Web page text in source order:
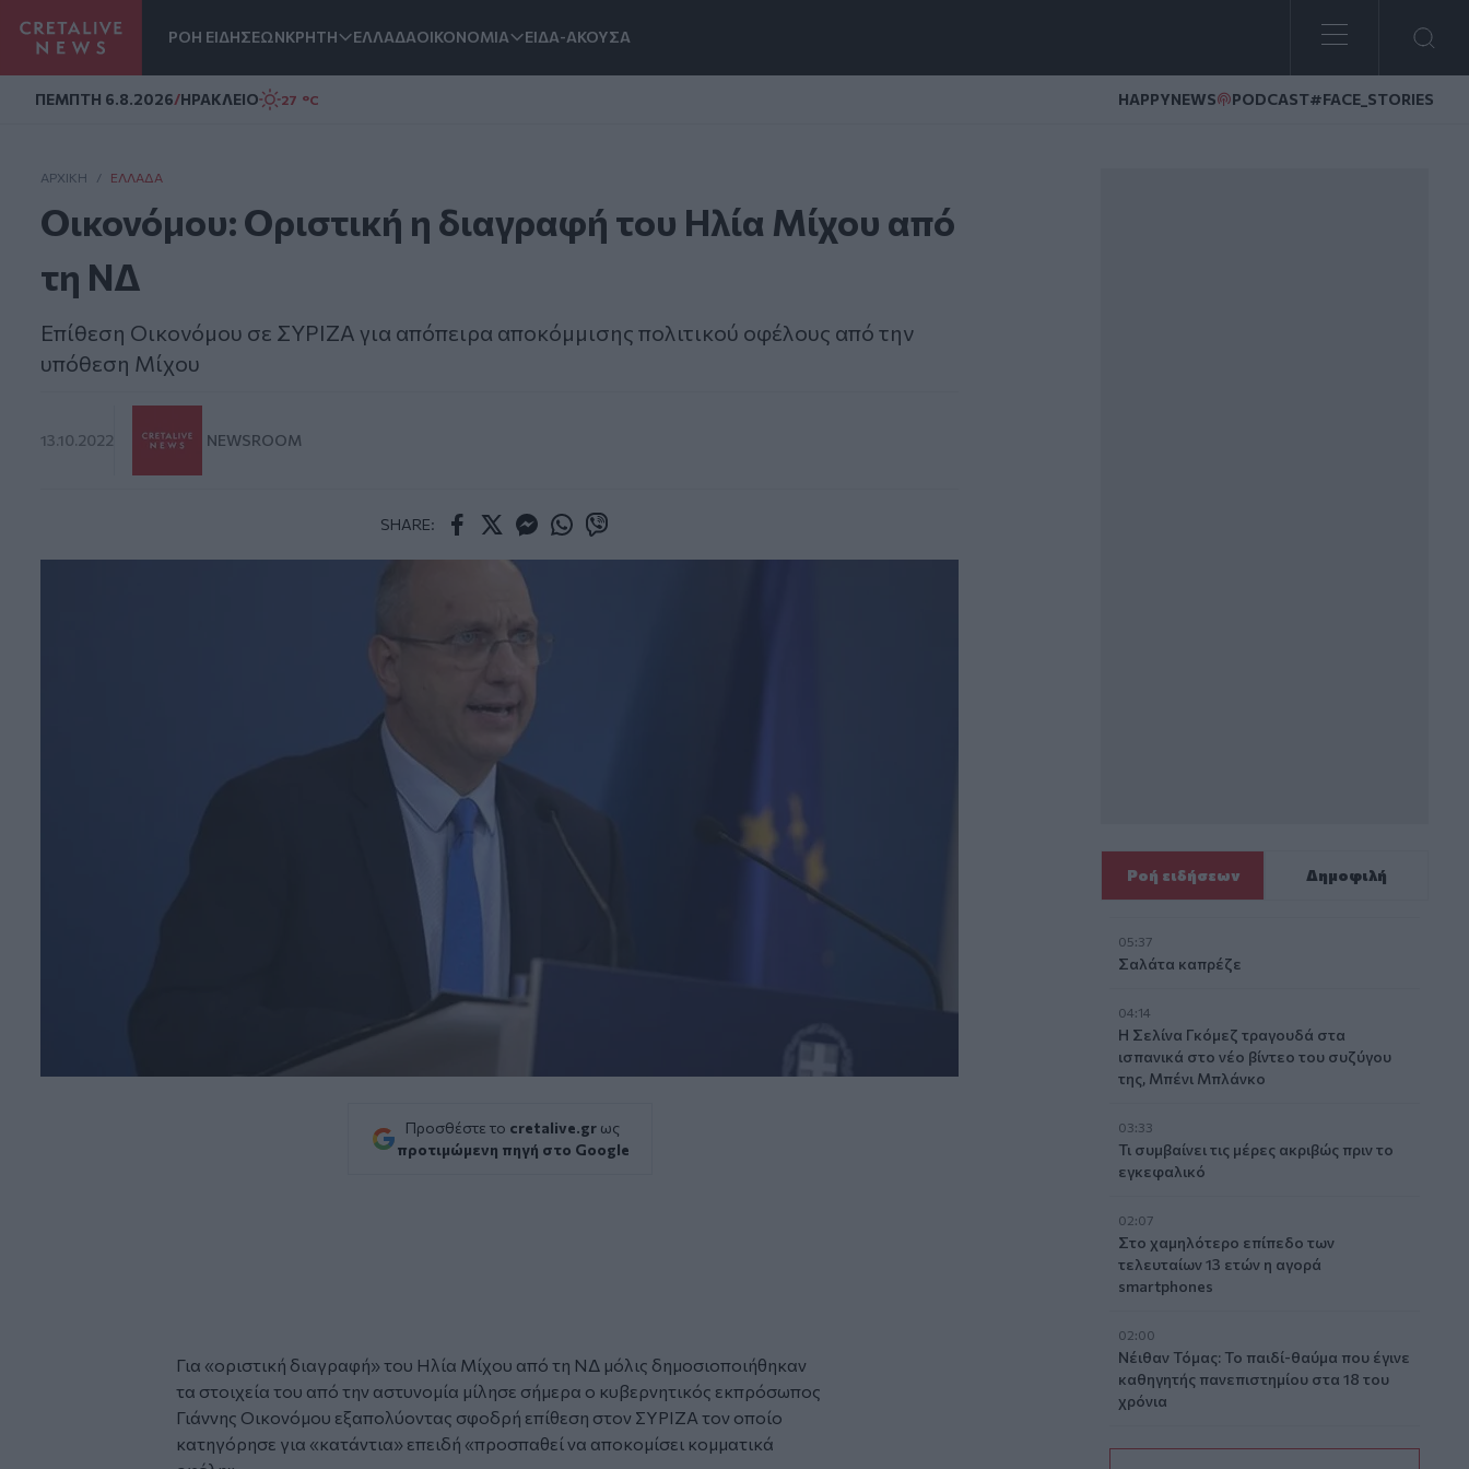
ΡΟΗ ΕΙΔΗΣΕΩΝΚΡΗΤΗ ΕΛΛΑΔΑΟΙΚΟΝΟΜΙΑ ΕΙΔΑ-ΑΚΟΥΣΑ
ΠΕΜΠΤΗ 6.8.2026/ΗΡΑΚΛΕΙΟ 27 °C HAPPYNEWS PODCAST#FACE_STORIES
ΑΡΧΙΚΗ / ΕΛΛΆΔΑ
Οικονόμου: Οριστική η διαγραφή του Ηλία Μίχου από
τη ΝΔ
Επίθεση Οικονόμου σε ΣΥΡΙΖΑ για απόπειρα αποκόμμισης πολιτικού οφέλους από την
υπόθεση Μίχου
13.10.2022 NEWSROOM
SHARE:
Προσθέστε το cretalive.gr ως
προτιμώμενη πηγή στο Google
Για «οριστική διαγραφή» του Ηλία Μίχου από τη ΝΔ μόλις δημοσιοποιήθηκαν
τα στοιχεία του από την αστυνομία μίλησε σήμερα ο κυβερνητικός εκπρόσωπος
Γιάννης Οικονόμου εξαπολύοντας σφοδρή επίθεση στον ΣΥΡΙΖΑ τον οποίο
κατηγόρησε για «κατάντια» επειδή «προσπαθεί να αποκομίσει κομματικά
Ροή ειδήσεων Δημοφιλή
05:37
Σαλάτα καπρέζε
04:14
Η Σελίνα Γκόμεζ τραγουδά στα
ισπανικά στο νέο βίντεο του συζύγου
της, Μπένι Μπλάνκο
03:33
Τι συμβαίνει τις μέρες ακριβώς πριν το
εγκεφαλικό
02:07
Στο χαμηλότερο επίπεδο των
τελευταίων 13 ετών η αγορά
smartphones
02:00
Νέιθαν Τόμας: Το παιδί-θαύμα που έγινε
καθηγητής πανεπιστημίου στα 18 του
χρόνια
01:10